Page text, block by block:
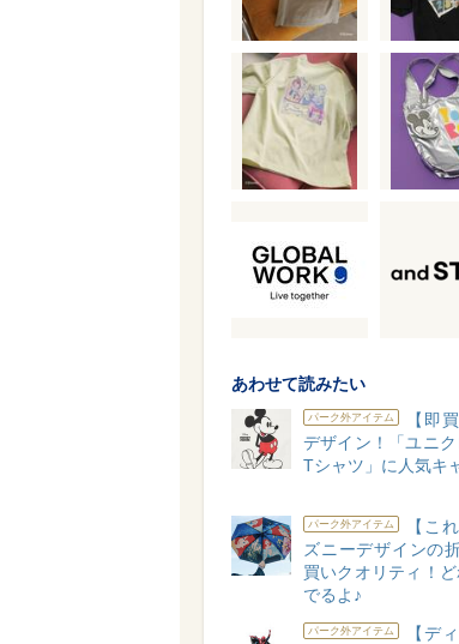
あわせて読みたい
パーク外アイテム
【即
デザイン！「ユニ
Tシャツ」に人気キ
パーク外アイテム
【こ
ズニーデザインの
買いクオリティ！
でるよ♪
パーク外アイテム
【デ